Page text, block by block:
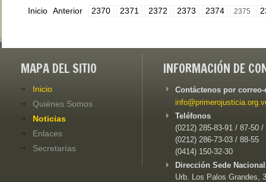
Inicio Anterior 2370 2371 2372 2373 2374 2375
MAPA DEL SITIO
Inicio
Quiénes Somos
Noticias
Enlaces
Secretarías
INFORMACIÓN DE
Contáctenos por
Teléfonos
(0212) 285-83-91 / 87-50 /
(0212) 286-73-03 / 88-55
(0414) 150-32-30
Dirección Sede
Urb. Los Palos Grandes,